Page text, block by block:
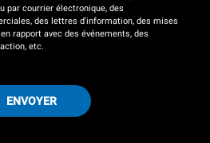
par courrier électronique, des
des lettres d'information, des mises
rapport avec des événements, des
etc.
ENVOYER